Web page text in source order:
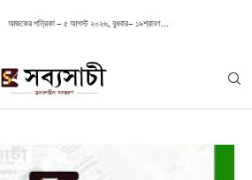
আজকের পত্রিকা – ৫ আগস্ট ২০২৬, বুধবার– ১৯শ্রাবণ...